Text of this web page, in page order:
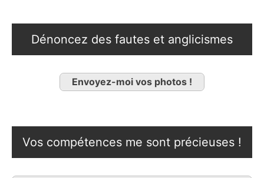
Dénoncez des fautes et anglicismes
Envoyez-moi vos photos !
Vos compétences me sont précieuses !